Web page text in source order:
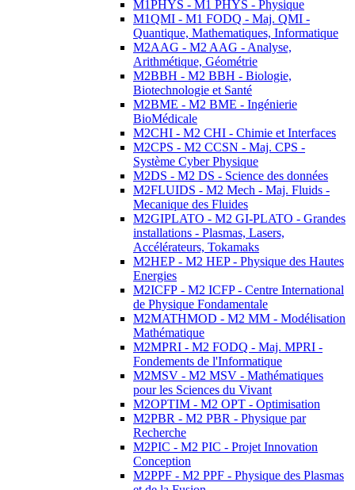
M1PHYS - M1 PHYS - Physique
M1QMI - M1 FODQ - Maj. QMI -
Quantique, Mathematiques, Informatique
M2AAG - M2 AAG - Analyse,
Arithmétique, Géométrie
M2BBH - M2 BBH - Biologie,
Biotechnologie et Santé
M2BME - M2 BME - Ingénierie
BioMédicale
M2CHI - M2 CHI - Chimie et Interfaces
M2CPS - M2 CCSN - Maj. CPS -
Système Cyber Physique
M2DS - M2 DS - Science des données
M2FLUIDS - M2 Mech - Maj. Fluids -
Mecanique des Fluides
M2GIPLATO - M2 GI-PLATO - Grandes
installations - Plasmas, Lasers,
Accélérateurs, Tokamaks
M2HEP - M2 HEP - Physique des Hautes
Energies
M2ICFP - M2 ICFP - Centre International
de Physique Fondamentale
M2MATHMOD - M2 MM - Modélisation
Mathématique
M2MPRI - M2 FODQ - Maj. MPRI -
Fondements de l'Informatique
M2MSV - M2 MSV - Mathématiques
pour les Sciences du Vivant
M2OPTIM - M2 OPT - Optimisation
M2PBR - M2 PBR - Physique par
Recherche
M2PIC - M2 PIC - Projet Innovation
Conception
M2PPF - M2 PPF - Physique des Plasmas